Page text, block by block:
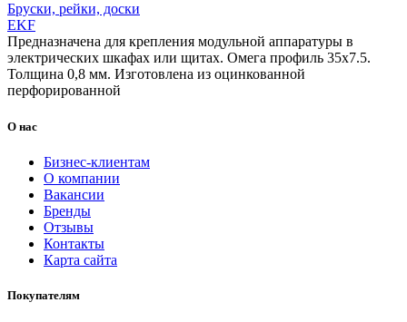
Бруски, рейки, доски
EKF
Предназначена для крепления модульной аппаратуры в
электрических шкафах или щитах. Омега профиль 35х7.5.
Толщина 0,8 мм. Изготовлена из оцинкованной
перфорированной
О нас
Бизнес-клиентам
О компании
Вакансии
Бренды
Отзывы
Контакты
Карта сайта
Покупателям